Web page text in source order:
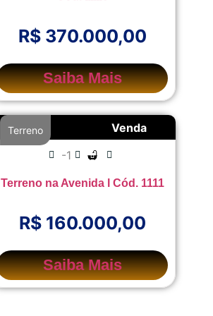
R$ 370.000,00
Saiba Mais
Venda
Terreno
-1
Terreno na Avenida l Cód. 1111
R$ 160.000,00
Saiba Mais